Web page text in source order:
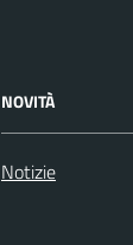
NOVITÀ
Notizie